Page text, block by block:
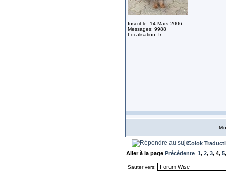
Inscrit le: 14 Mars 2006
Messages: 9988
Localisation: fr
Colok
Aller à la page Précédente 1, 2, 3, 4, 5
Sauter vers: